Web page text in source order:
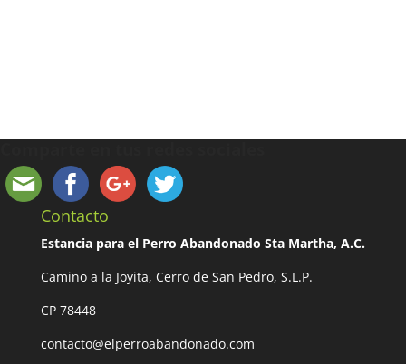
Contacto
Estancia para el Perro Abandonado Sta Martha, A.C.
Camino a la Joyita, Cerro de San Pedro, S.L.P.
CP 78448
contacto@elperroabandonado.com